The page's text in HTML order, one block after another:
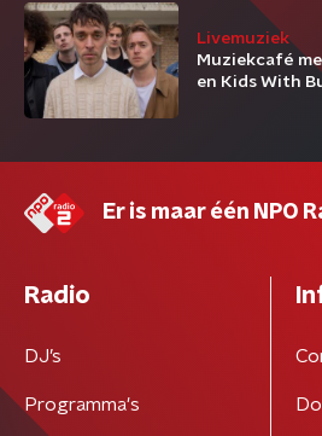
Livemuziek
Muziekcafé
en Kids With
Er is maar één NPO
Radio
DJ’s
Programma's